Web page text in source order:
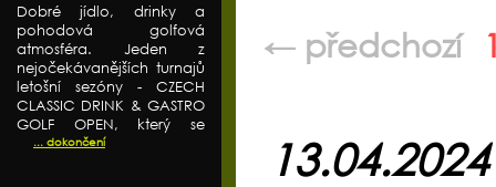
Dobré jídlo, drinky a
pohodová golfová
atmosféra. Jeden z
nejočekávanějších turnajů
letošní sezóny - CZECH
CLASSIC DRINK & GASTRO
GOLF OPEN, který se
... dokončení
← předchozí
13.04.2024